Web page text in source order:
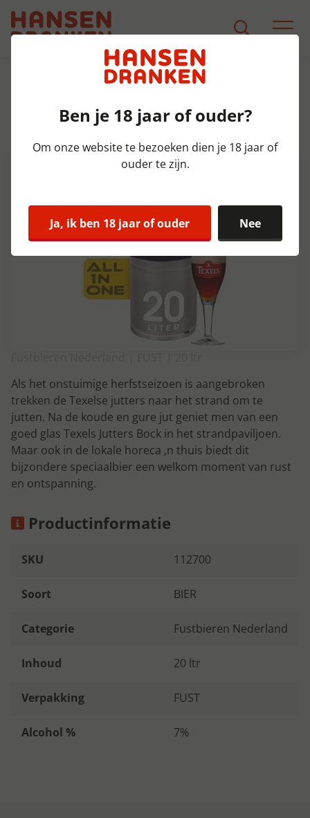
Product Detail
Texels Jutters Bock Fust 20 ltr
7%
Als het onstuimige herfstseizoen is aangebroken
trekken de Texelse jutters naar het strand om te
jutten. Na de koude en gure jut geniet men van een
goed glas Texels Jutters Bock in het strandpaviljoen.
Maar ook in de lokale horeca ‚n thuis biedt dit
bijzondere speciaalbier een welkom moment van rust
en ontspanning.
Productinformatie
SKU 112700
Soort BIER
Categorie Fustbieren Nederland
Inhoud 20 ltr
Verpakking FUST
Alcohol % 7%
Ben je 18 jaar of ouder?
Om onze website te bezoeken dien je 18 jaar of
ouder te zijn.
Ja, ik ben 18 jaar of ouder Nee